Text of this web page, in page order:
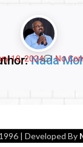
Nada
10, 2024 No
| Developed By